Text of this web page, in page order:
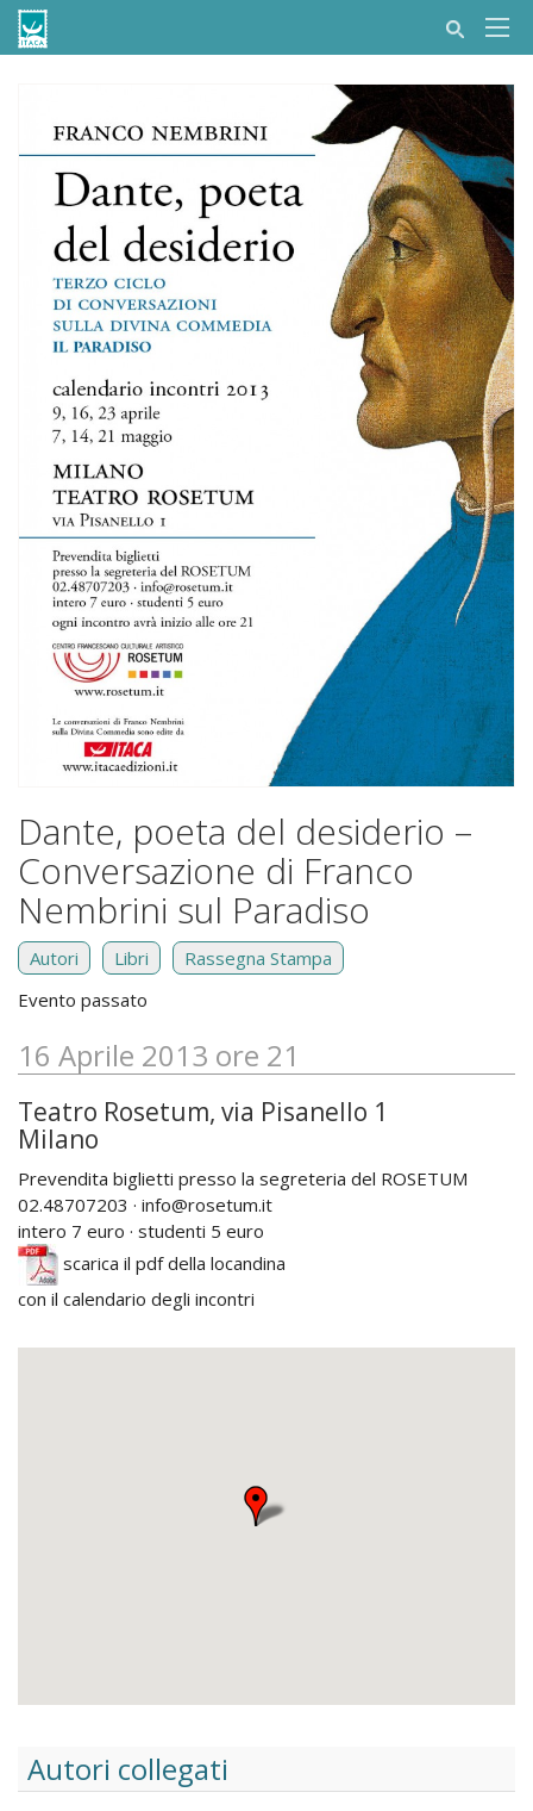
Dante, poeta del desiderio –
Conversazione di Franco
Nembrini sul Paradiso
Autori Libri
Rassegna Stampa
Evento passato
16 Aprile 2013 ore 21
Teatro Rosetum, via Pisanello 1
Milano
Prevendita biglietti presso la segreteria del ROSETUM
02.48707203 · info@rosetum.it
intero 7 euro · studenti 5 euro
scarica il pdf della locandina
con il calendario degli incontri
Autori collegati